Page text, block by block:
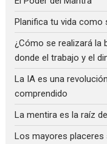
Planifica tu vida como
¿Cómo se realizará la
donde el trabajo y el
La IA es una
comprendido
La mentira es la raíz
Los mayores